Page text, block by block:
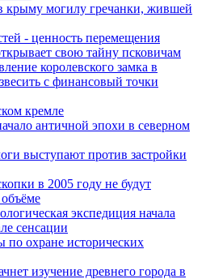
крыму могилу гречанки, жившей
- ценность перемещения
свою тайну псковичам
королевского замка в
с финансовый точки
кремле
античной эпохи в северном
выступают против застройки
в 2005 году не будут
экспедиция начала
сенсации
по охране исторических
изучение древнего города в